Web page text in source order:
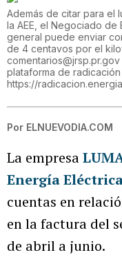
Además de citar para el
la AEE, el Negociado
general puede enviar
de 4 centavos por el
plataforma de
https://
Por ELNUEVODIA.COM
La empresa
Energía
cuentas en
en la factura del
de abril a junio.